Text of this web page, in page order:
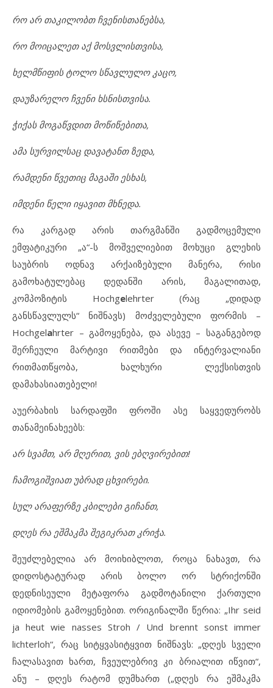
რო არ თაკილობთ ჩვენისთანებსა,
რო მოიცალეთ აქ მოსვლისთვისა,
ხელმწიფის ტოლო სწავლულო კაცო,
დაუზარელო ჩვენი ხსნისთვისა.
ჭიქას მოგაწვდით მოწიწებითა,
ამა სურვილსაც დავატანთ ზედა,
რამდენი წვეთიც მაგაში ესხას,
იმდენი წელი იყავით მხნედა.
რა კარგად არის თარგმანში გადმოცემული
ემფატიკური „ა“-ს მოშველიებით მოხუცი გლეხის
საუბრის ოდნავ არქაიზებული მანერა, რისი
გამოხატულებაც დედანში არის, მაგალითად,
კომპოზიტის Hochgelehrter (რაც „დიდად
განსწავლულს“ ნიშნავს) მოძველებული ფორმის –
Hochgelahrter – გამოყენება, და ასევე – საგანგებოდ
შერჩეული მარტივი რითმები და ინტერვალიანი
რითმათწყობა, ხალხური ლექსისთვის
დამახასიათებელი!
აუერბახის სარდაფში ფროში ასე საყვედურობს
თანამეინახეებს:
არ სვამთ, არ მღერით, ვის ებღვირებით!
ჩამოგიშვიათ უბრად ცხვირები.
სულ არაფერზე კბილები გიჩანთ,
დღეს რა ეშმაკმა შეგიკრათ კრიჭა.
შეუძლებელია არ მოიხიბლოთ, როცა ნახავთ, რა
დიდოსტატურად არის ბოლო ორ სტრიქონში
დედნისეული მეტაფორა გადმოტანილი ქართული
იდიომების გამოყენებით. ორიგინალში წერია: „Ihr seid
ja heut wie nasses Stroh / Und brennt sonst immer
lichterloh“, რაც სიტყვასიტყვით ნიშნავს: „დღეს სველი
ჩალასავით ხართ, ჩვეულებრივ კი ბრიალით იწვით“,
ანუ – დღეს რატომ დუმხართ („დღეს რა ეშმაკმა